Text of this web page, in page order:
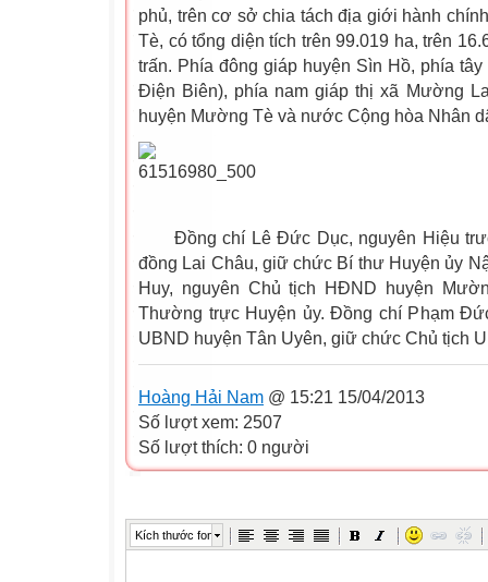
phủ, trên cơ sở chia tách địa giới hành
Tè, có tổng diện tích trên 99.019 ha, trên
trấn. Phía đông giáp huyện Sìn Hồ, phía
Điện Biên), phía nam giáp thị xã Mường
huyện Mường Tè và nước Cộng hòa Nhân
Đồng chí Lê Đức Dục, nguyên Hiệu
đồng Lai Châu, giữ chức Bí thư Huyện ủy
Huy, nguyên Chủ tịch HĐND huyện
Thường trực Huyện ủy. Đồng chí Phạm
UBND huyện Tân Uyên, giữ chức Chủ tịch
Hoàng Hải Nam @ 15:21 15/04/2013
Số lượt xem: 2507
Số lượt thích: 0 người
Kích thước font